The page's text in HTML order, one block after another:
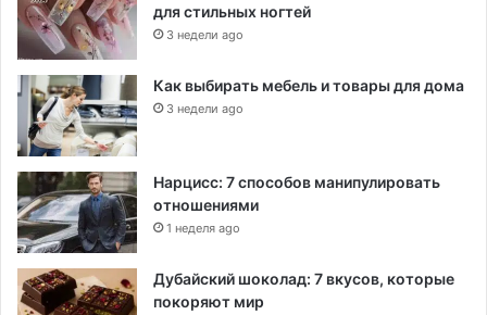
для стильных ногтей
3 недели ago
Как выбирать мебель и товары для дома
3 недели ago
Нарцисс: 7 способов манипулировать
отношениями
1 неделя ago
Дубайский шоколад: 7 вкусов, которые
покоряют мир